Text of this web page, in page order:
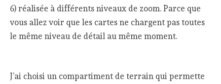
6) réalisée à différents niveaux de zoom. Parce que
vous allez voir que les cartes ne chargent pas toutes
le même niveau de détail au même moment.
J’ai choisi un compartiment de terrain qui permette